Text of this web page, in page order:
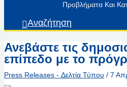
Προβλήματα Και
Αναζήτηση
Ανεβάστε τις
επίπεδο με το
Press Releases - Δελτία Τύπου / 7